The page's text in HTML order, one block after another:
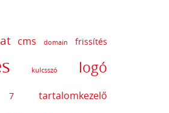
cms domain frissítés
kulcsszó
logó
7 tartalomkezelő